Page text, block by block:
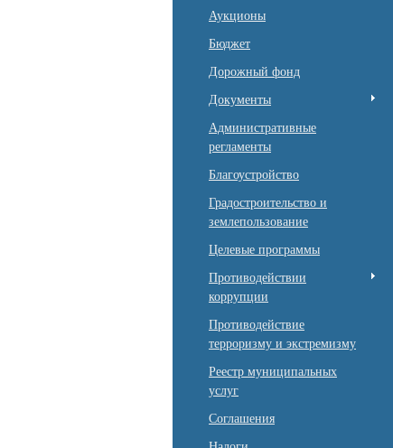
Аукционы
Бюджет
Дорожный фонд
Документы
Административные
регламенты
Благоустройство
Градостроительство и
землепользование
Целевые программы
Противодействии
коррупции
Противодействие
терроризму и экстремизму
Реестр муниципальных
услуг
Соглашения